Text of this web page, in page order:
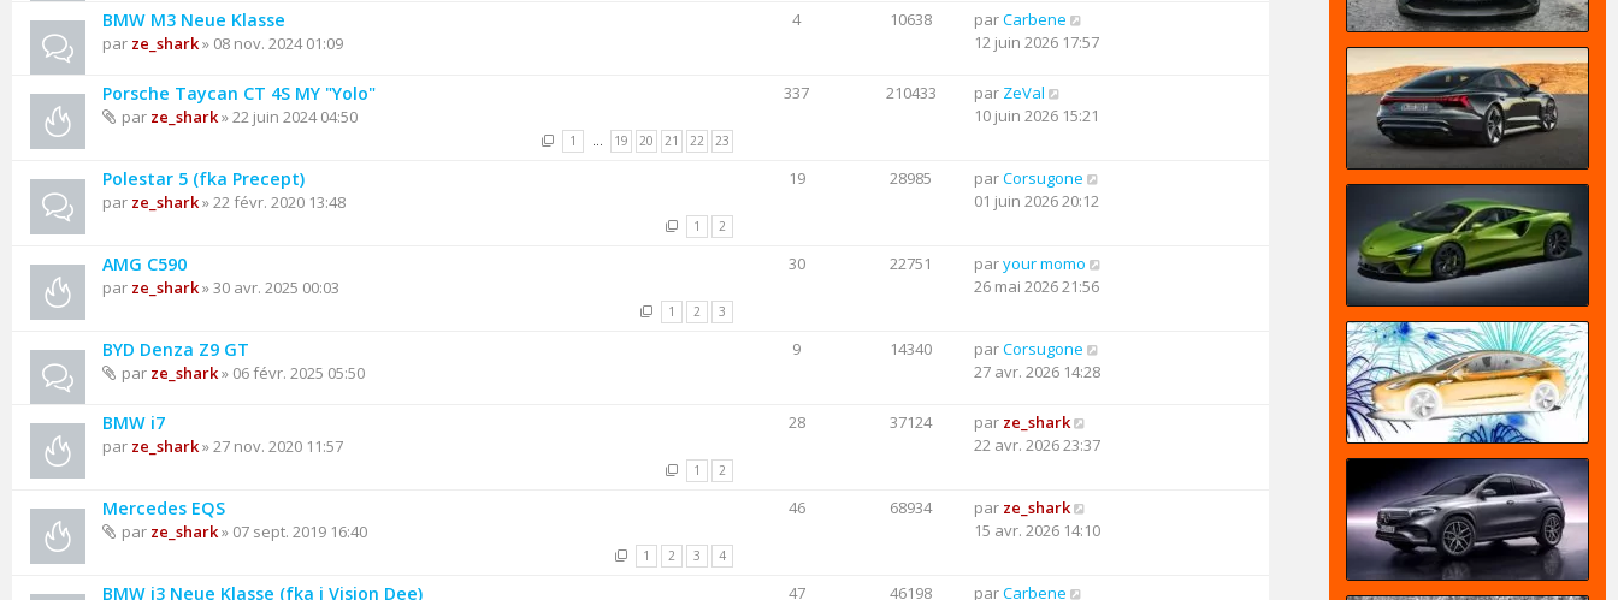
BMW M3 Neue Klasse
par ze_shark» 08 nov. 2024 01:09
4 10638 parCarbene
12 juin 2026 17:57
Porsche Taycan CT 4S MY "Yolo"
par ze_shark» 22 juin 2024 04:50
1 … 19 20 21 22 23
337 210433 par ZeVal
10 juin 2026 15:21
Polestar 5 (fka Precept)
par ze_shark» 22 févr. 2020 13:48
1 2
19 28985 parCorsugone
01 juin 2026 20:12
AMG C590
par ze_shark» 30 avr. 2025 00:03
1 2 3
30 22751 paryour momo
26 mai 2026 21:56
BYD Denza Z9 GT
par ze_shark» 06 févr. 2025 05:50
9 14340 parCorsugone
27 avr. 2026 14:28
BMW i7
par ze_shark» 27 nov. 2020 11:57
1 2
28 37124 par ze_shark
22 avr. 2026 23:37
Mercedes EQS
par ze_shark» 07 sept. 2019 16:40
1 2 3 4
46 68934 par ze_shark
15 avr. 2026 14:10
BMW i3 Neue Klasse (fka i Vision Dee) 47 46198 parCarbene